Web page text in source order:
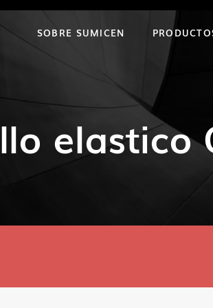
SOBRE SUMICEN
elastico